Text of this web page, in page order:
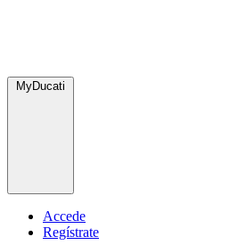
MyDucati
Accede
Regístrate